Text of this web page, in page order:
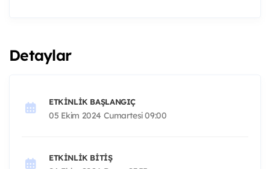
Detaylar
ETKINLIK BAŞLANGIÇ
05 Ekim 2024 Cumartesi 09:00
ETKINLIK BITIŞ